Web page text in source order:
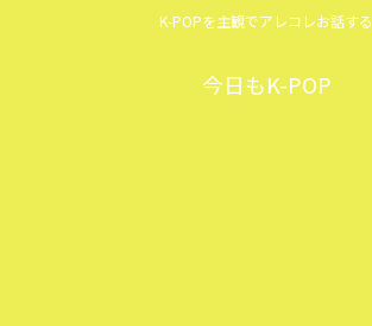
K-POPを主観でアレコレお話する
今日もK-POP